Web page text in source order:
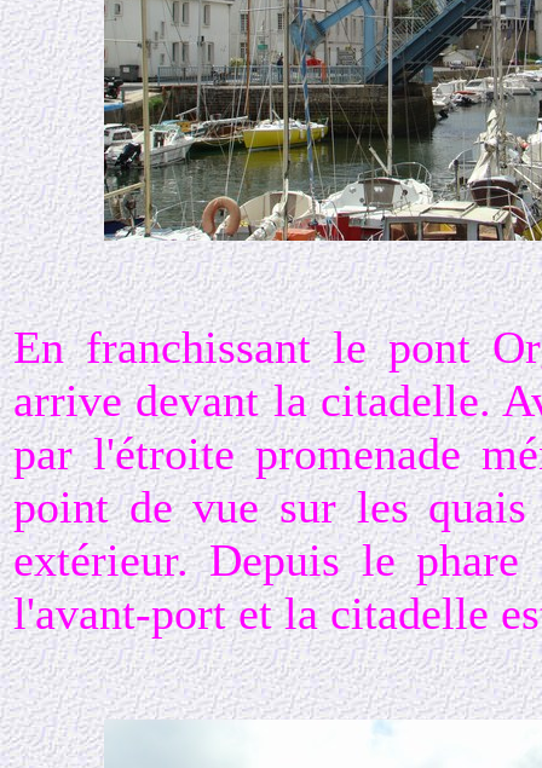
En franchissant le pont
arrive devant la citadelle.
par l'étroite promenade
point de vue sur les
extérieur. Depuis le
l'avant-port et la citadelle